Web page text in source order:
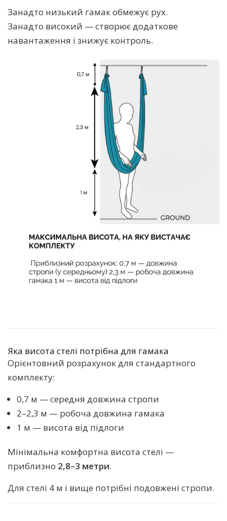
Занадто низький гамак обмежує рух.
Занадто високий — створює додаткове
навантаження і знижує контроль.
Яка висота стелі потрібна для гамака
Орієнтовний розрахунок для стандартного
комплекту:
0,7 м — середня довжина стропи
2–2,3 м — робоча довжина гамака
1 м — висота від підлоги
Мінімальна комфортна висота стелі —
приблизно 2,8–3 метри.
Для стелі 4 м і вище потрібні подовжені стропи.